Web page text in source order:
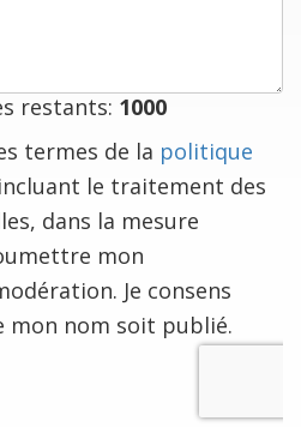
restants: 1000
termes de la politique
le traitement des
dans la mesure
mon
Je consens
mon nom soit publié.